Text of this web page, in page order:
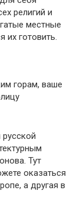
религий и
местные
готовить.
горам, ваше
Тут
оказаться
а другая в